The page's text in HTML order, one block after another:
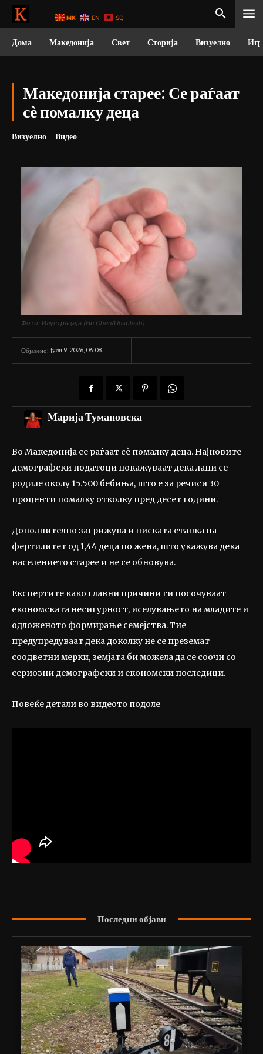
Дома Македонија Свет Сторија Визуелно
Македонија старее: Се раѓаат
сѐ помалку деца
Визуелно Видео
Фото: Илустрација (Hu Chen/Unsplash)
Објавено: јули 9, 2026, 06:08
Марија Тумановска
Во Македонија се раѓаат сѐ помалку деца. Најновите
демографски податоци покажуваат дека лани се
родиле околу 15.500 бебиња, што е за речиси 30
проценти помалку отколку пред десет години.
Дополнително загрижува и ниската стапка на
фертилитет од 1,44 деца по жена, што укажува дека
населението старее и не се обновува.
Експертите како главни причини ги посочуваат
економската несигурност, иселувањето на младите и
одложеното формирање семејства. Тие
предупредуваат дека доколку не се преземат
соодветни мерки, земјата би можела да се соочи со
сериозни демографски и економски последици.
Повеќе детали во видеото подоле
Последни објави
MK EN SQ